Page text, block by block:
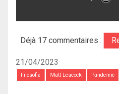
Déjà 17 commentaires :
21/04/2023
Filosofia Matt Leacock Pandemic